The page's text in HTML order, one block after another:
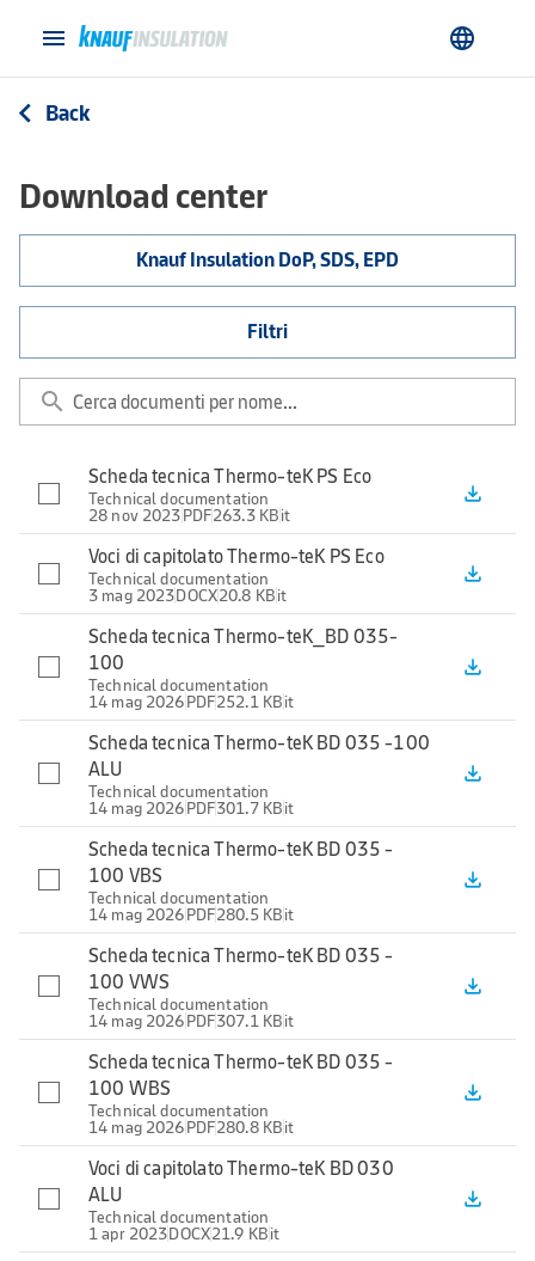
menu language
arrow_back_ios Back
Download center
Knauf Insulation DoP, SDS, EPD
Filtri
search
Scheda tecnica Thermo-teK PS Eco
Technical documentation
28 nov 2023PDF263.3 KBit
file_download
Voci di capitolato Thermo-teK PS Eco
Technical documentation
3 mag 2023DOCX20.8 KBit
file_download
Scheda tecnica Thermo-teK_BD 035-
100
Technical documentation
14 mag 2026PDF252.1 KBit
file_download
Scheda tecnica Thermo-teK BD 035 -100
ALU
Technical documentation
14 mag 2026PDF301.7 KBit
file_download
Scheda tecnica Thermo-teK BD 035 -
100 VBS
Technical documentation
14 mag 2026PDF280.5 KBit
file_download
Scheda tecnica Thermo-teK BD 035 -
100 VWS
Technical documentation
14 mag 2026PDF307.1 KBit
file_download
Scheda tecnica Thermo-teK BD 035 -
100 WBS
Technical documentation
14 mag 2026PDF280.8 KBit
file_download
Voci di capitolato Thermo-teK BD 030
ALU
Technical documentation
1 apr 2023DOCX21.9 KBit
file_download